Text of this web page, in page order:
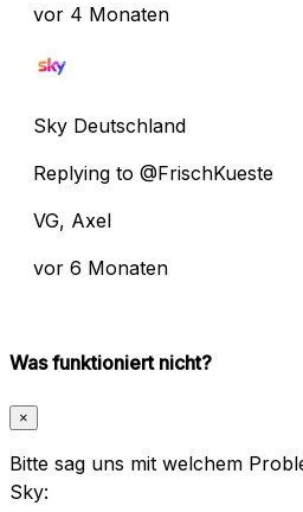
vor 4 Monaten
Sky Deutschland
Replying to @FrischKueste
VG, Axel
vor 6 Monaten
Was funktioniert nicht?
×
Bitte sag uns mit welchem
Sky: